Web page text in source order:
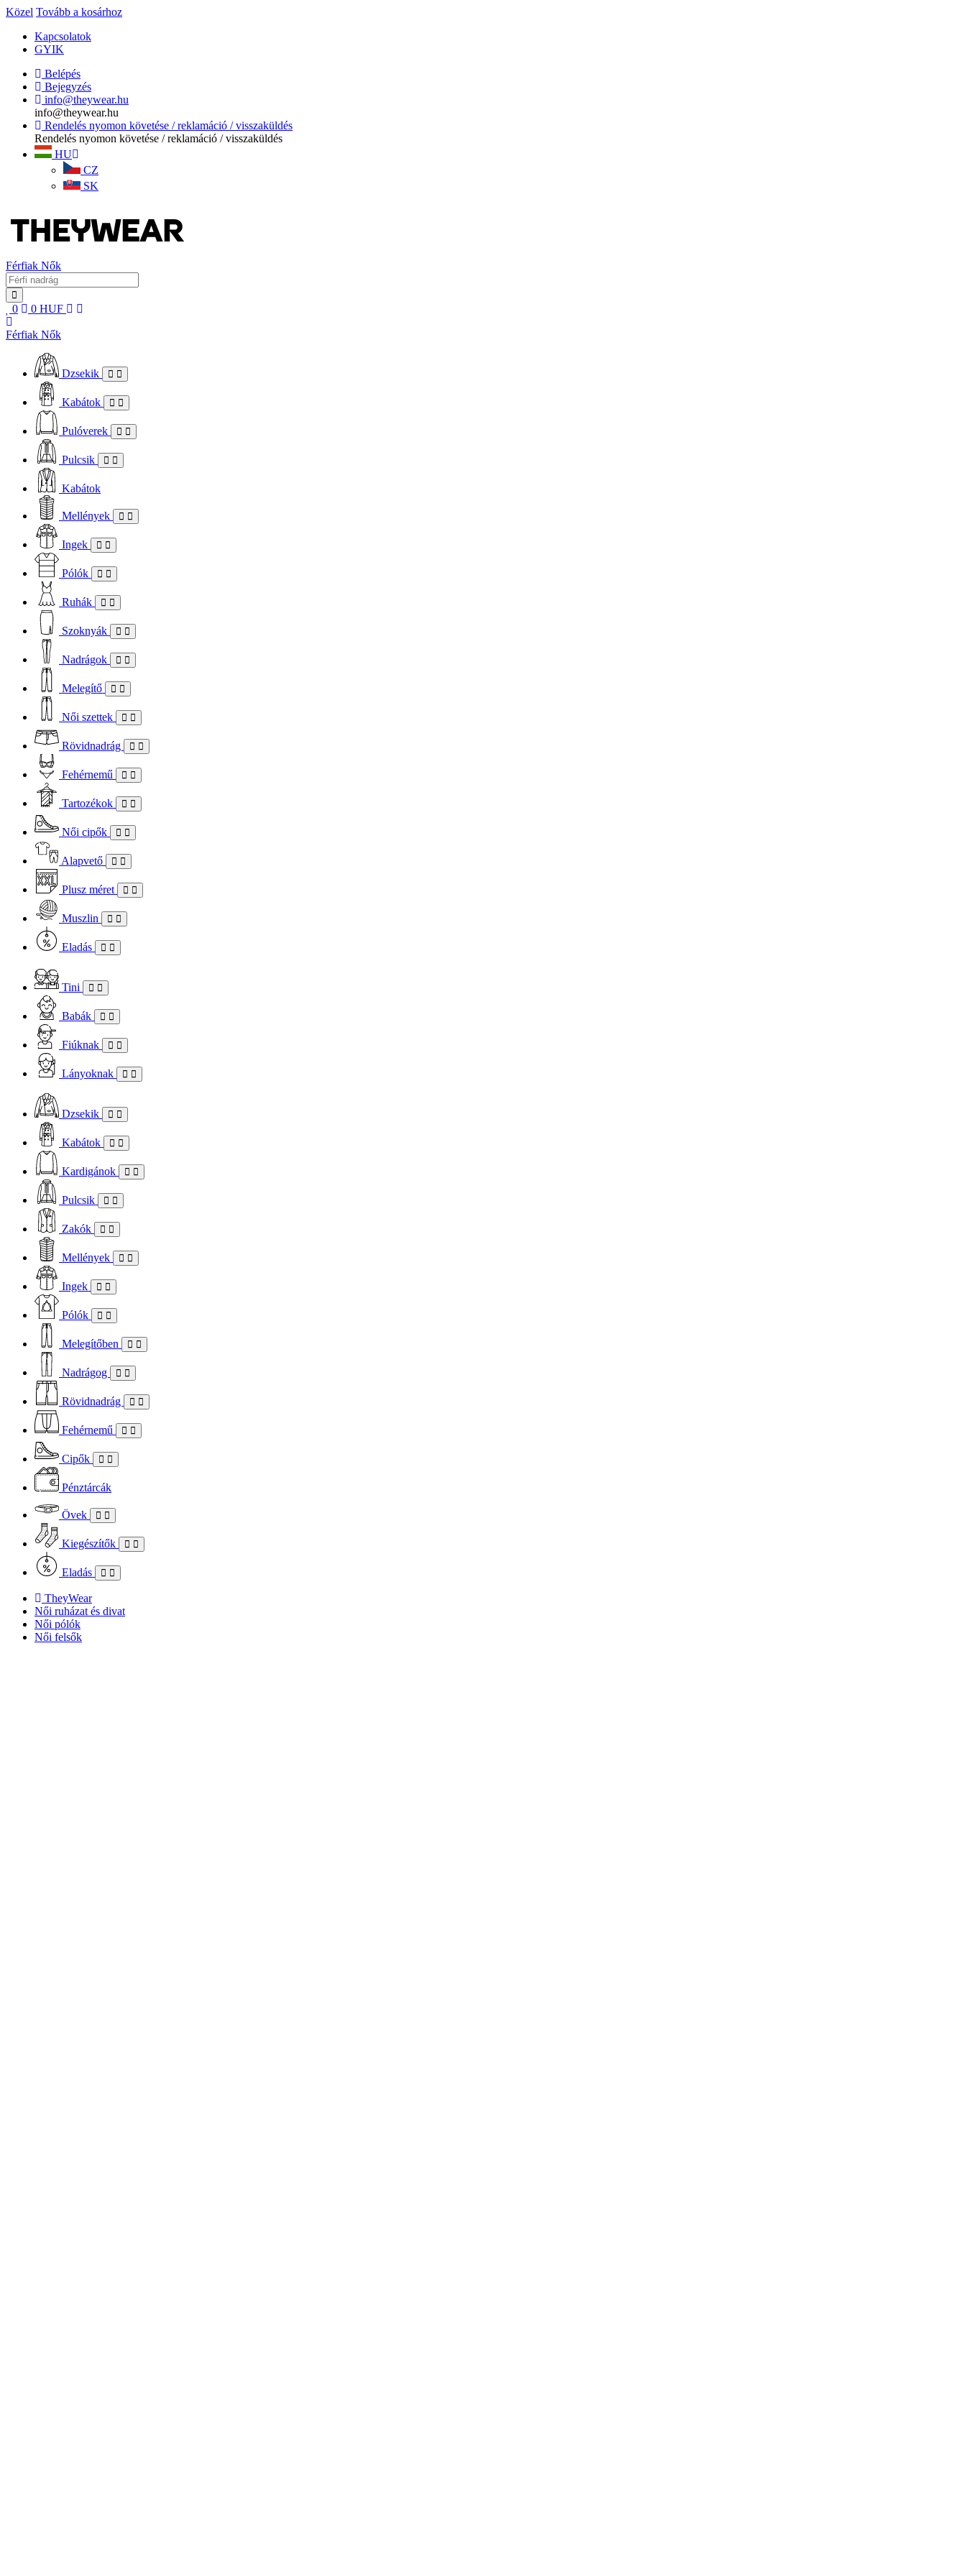
Közel Tovább a kosárhoz
Kapcsolatok
GYIK
Belépés
Bejegyzés
info@theywear.hu
info@theywear.hu
Rendelés nyomon követése / reklamáció / visszaküldés
Rendelés nyomon követése / reklamáció / visszaküldés
HU
CZ
SK
Férfiak Nők
0 0 HUF
Férfiak Nők
Dzsekik
Kabátok
Pulóverek
Pulcsik
Kabátok
Mellények
Ingek
Pólók
Ruhák
Szoknyák
Nadrágok
Melegítő
Női szettek
Rövidnadrág
Fehérnemű
Tartozékok
Női cipők
Alapvető
Plusz méret
Muszlin
Eladás
Tini
Babák
Fiúknak
Lányoknak
Dzsekik
Kabátok
Kardigánok
Pulcsik
Zakók
Mellények
Ingek
Pólók
Melegítőben
Nadrágog
Rövidnadrág
Fehérnemű
Cipők
Pénztárcák
Övek
Kiegészítők
Eladás
TheyWear
Női ruházat és divat
Női pólók
Női felsők